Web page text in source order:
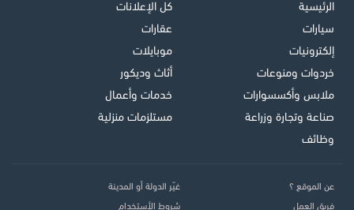
الرئيسية
كل الإعلانات
سيارات
عقارات
إلكترونيات
موبايلات
خردوات ومنوعات
أثاث وديكور
ملابس وأكسسوارات
خدمات وأعمال
صناعة وتجارة وزراعة
مستلزمات منزلية
وظائف
عن الموقع ؟ غيّر الدولة أو المدينة
فريق العمل شروط الأستخدام